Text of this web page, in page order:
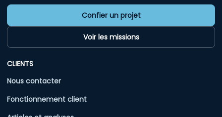
Confier un projet
Voir les missions
CLIENTS
Nous contacter
Fonctionnement client